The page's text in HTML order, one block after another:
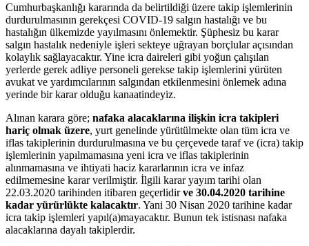
Cumhurbaşkanlığı kararında da belirtildiği üzere takip işlemlerinin
durdurulmasının gerekçesi COVID-19 salgın hastalığı ve bu
hastalığın ülkemizde yayılmasını önlemektir. Şüphesiz bu karar
salgın hastalık nedeniyle işleri sekteye uğrayan borçlular açısından
kolaylık sağlayacaktır. Yine icra daireleri gibi yoğun çalışılan
yerlerde gerek adliye personeli gerekse takip işlemlerini yürüten
avukat ve yardımcılarının salgından etkilenmesini önlemek adına
yerinde bir karar olduğu kanaatindeyiz.
Alınan karara göre; nafaka alacaklarına ilişkin icra takipleri
hariç olmak üzere, yurt genelinde yürütülmekte olan tüm icra ve
iflas takiplerinin durdurulmasına ve bu çerçevede taraf ve (icra) takip
işlemlerinin yapılmamasına yeni icra ve iflas takiplerinin
alınmamasına ve ihtiyati haciz kararlarının icra ve infaz
edilmemesine karar verilmiştir. İlgili karar yayım tarihi olan
22.03.2020 tarihinden itibaren geçerlidirve 30.04.2020 tarihine
kadar yürürlükte kalacaktır. Yani 30 Nisan 2020 tarihine kadar
icra takip işlemleri yapıl(a)mayacaktır. Bunun tek istisnası nafaka
alacaklarına dayalı takiplerdir.